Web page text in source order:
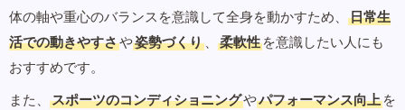
体の軸や重心のバランスを意識して全身を動かすため、
日常生
活での動きやすさや姿勢づくり 、 柔軟性 を意識したい人にも
おすすめです。
また、
スポーツのコンディショニングやパフォーマンス向上 を